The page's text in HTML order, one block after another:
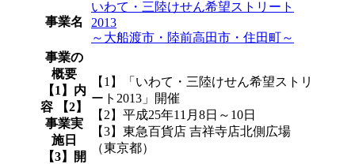
事業名
いわて・三陸けせん希望ストリート
2013
～大船渡市・陸前高田市・住田町～
事業の
概要
【1】内
容 【2】
事業実
施日
【3】開
【1】「いわて・三陸けせん希望ストリ
ート2013」開催
【2】平成25年11月8日～10日
【3】東急百貨店 吉祥寺店北側広場
（東京都）